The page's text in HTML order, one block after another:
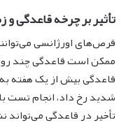
تأثیر بر چرخه قاعدگی
قرص‌های اورژانسی
ممکن است قاعدگی چند
قاعدگی بیش از یک هفته به
شدید رخ داد، انجام
تأخیر در قاعدگی